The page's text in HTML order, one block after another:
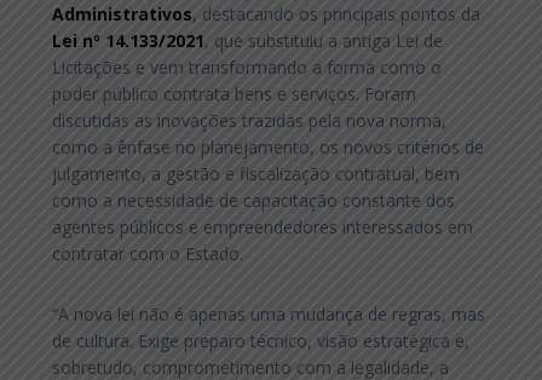
Administrativos, destacando os principais pontos da
Lei nº 14.133/2021, que substituiu a antiga Lei de
Licitações e vem transformando a forma como o
poder público contrata bens e serviços. Foram
discutidas as inovações trazidas pela nova norma,
como a ênfase no planejamento, os novos critérios de
julgamento, a gestão e fiscalização contratual, bem
como a necessidade de capacitação constante dos
agentes públicos e empreendedores interessados em
contratar com o Estado.
“A nova lei não é apenas uma mudança de regras, mas
de cultura. Exige preparo técnico, visão estratégica e,
sobretudo, comprometimento com a legalidade, a